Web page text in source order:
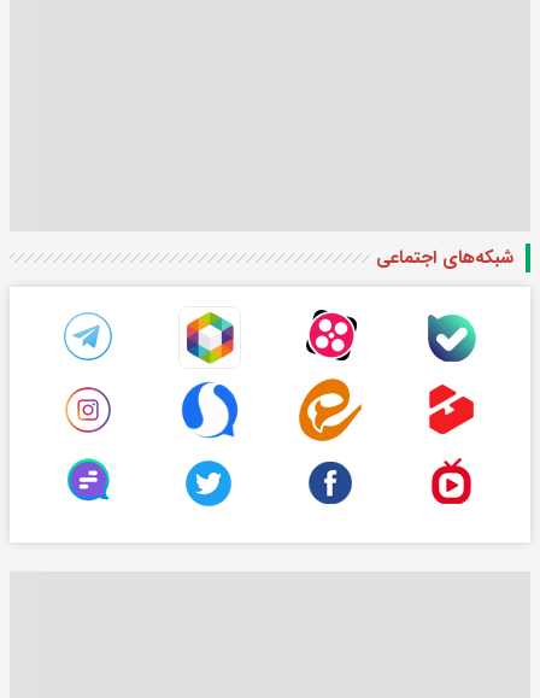
شبکه‌های اجتماعی